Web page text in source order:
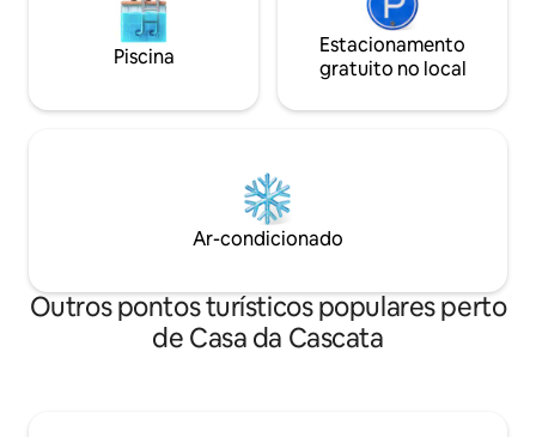
Piscina
Estacionamento
gratuito no local
Ar-condicionado
Outros pontos turísticos populares perto
de Casa da Cascata